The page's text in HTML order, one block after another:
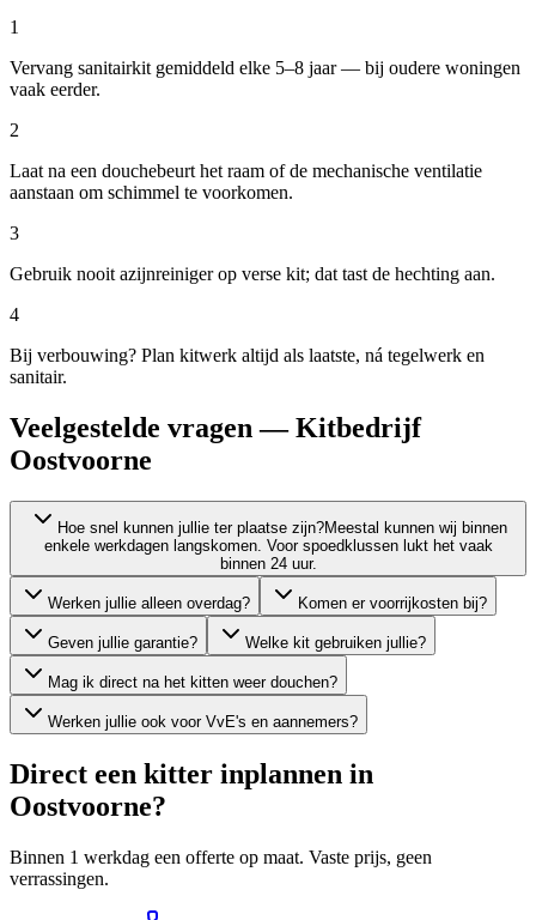
1
Vervang sanitairkit gemiddeld elke 5–8 jaar — bij oudere woningen
vaak eerder.
2
Laat na een douchebeurt het raam of de mechanische ventilatie
aanstaan om schimmel te voorkomen.
3
Gebruik nooit azijnreiniger op verse kit; dat tast de hechting aan.
4
Bij verbouwing? Plan kitwerk altijd als laatste, ná tegelwerk en
sanitair.
Veelgestelde vragen — Kitbedrijf
Oostvoorne
Hoe snel kunnen jullie ter plaatse zijn?Meestal kunnen wij binnen
enkele werkdagen langskomen. Voor spoedklussen lukt het vaak
binnen 24 uur.
Werken jullie alleen overdag? Komen er voorrijkosten bij?
Geven jullie garantie? Welke kit gebruiken jullie?
Mag ik direct na het kitten weer douchen?
Werken jullie ook voor VvE's en aannemers?
Direct een kitter inplannen in
Oostvoorne?
Binnen 1 werkdag een offerte op maat. Vaste prijs, geen
verrassingen.